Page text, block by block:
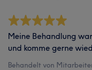
Meine Behandlung
und komme gerne
Behandelt von